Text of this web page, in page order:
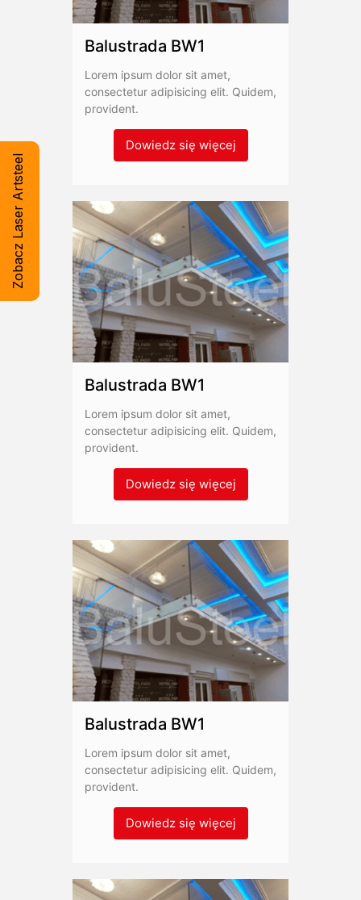
Zobacz Laser Artsteel
Balustrada BW1
Lorem ipsum dolor sit amet,
consectetur adipisicing elit. Quidem,
provident.
Dowiedz się więcej
Balustrada BW1
Lorem ipsum dolor sit amet,
consectetur adipisicing elit. Quidem,
provident.
Dowiedz się więcej
Balustrada BW1
Lorem ipsum dolor sit amet,
consectetur adipisicing elit. Quidem,
provident.
Dowiedz się więcej